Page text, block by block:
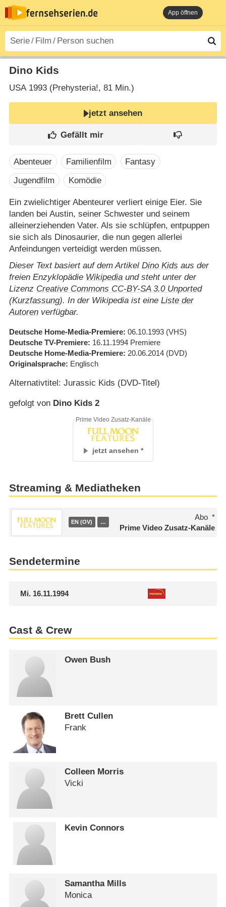
App öffnen
Dino Kids
USA1993 (Prehysteria!‎, 81 Min.)
jetzt ansehen
Abenteuer Familienfilm
Fantasy
Jugendfilm
Komödie
Ein zwielichtiger Abenteurer verliert einige Eier. Sie
landen bei Austin, seiner Schwester und seinem
alleinerziehenden Vater. Als sie schlüpfen, entpuppen
sie sich als Dinosaurier, die nun gegen allerlei
Anfeindungen verteidigt werden müssen.
Dieser Text basiert auf dem Artikel Dino Kids aus der
freien Enzyklopädie Wikipediaund steht unter der
Lizenz Creative Commons CC-BY-SA 3.0 Unported
(Kurzfassung). In der Wikipedia ist eine Liste der
Autorenverfügbar.
Deutsche Home-Media-Premiere 06.10.1993 (VHS)
Deutsche TV-Premiere 16.11.1994 Premiere
Deutsche Home-Media-Premiere 20.06.2014 (DVD)
Originalsprache
Englisch
Alternativtitel: Jurassic Kids (DVD-Titel)
gefolgt von Dino Kids 2
jetzt ansehen
Prime Video Zusatz-Kanäle
Streaming & Mediatheken
EN (OV) …
Abo
Prime Video Zusatz-Kanäle
Sendetermine
Mi.16.11.1994
Cast & Crew
Owen Bush
Brett Cullen
Frank
Colleen Morris
Vicki
Kevin Connors
Samantha Mills
Monica